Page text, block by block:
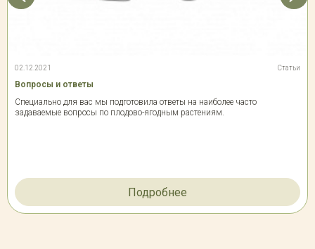
02.12.2021 Статьи
Вопросы и ответы
Специально для вас мы подготовила ответы на наиболее часто
задаваемые вопросы по плодово-ягодным растениям.
Подробнее